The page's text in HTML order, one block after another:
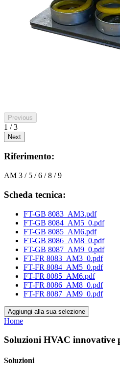
Previous
1 / 3
Next
Riferimento:
AM 3 / 5 / 6 / 8 / 9
Scheda tecnica:
FT-GB 8083_AM3.pdf
FT-GB 8084_AM5_0.pdf
FT-GB 8085_AM6.pdf
FT-GB 8086_AM8_0.pdf
FT-GB 8087_AM9_0.pdf
FT-FR 8083_AM3_0.pdf
FT-FR 8084_AM5_0.pdf
FT-FR 8085_AM6.pdf
FT-FR 8086_AM8_0.pdf
FT-FR 8087_AM9_0.pdf
Aggiungi alla sua selezione
Home
Soluzioni HVAC innovative
Soluzioni